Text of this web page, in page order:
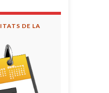
DE LA